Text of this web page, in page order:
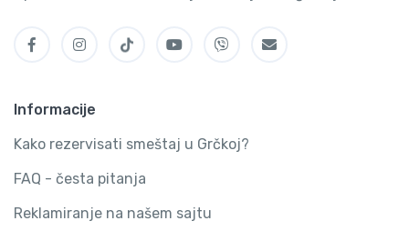
Informacije
Kako rezervisati smeštaj u Grčkoj?
FAQ - česta pitanja
Reklamiranje na našem sajtu